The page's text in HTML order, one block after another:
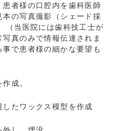
者様の口腔内を歯科医師
の写真撮影（シェード採
（当医院には歯科技工士が
真のみで情報伝達されま
で患者様の細かな要望も
成。
たワックス模型を作成